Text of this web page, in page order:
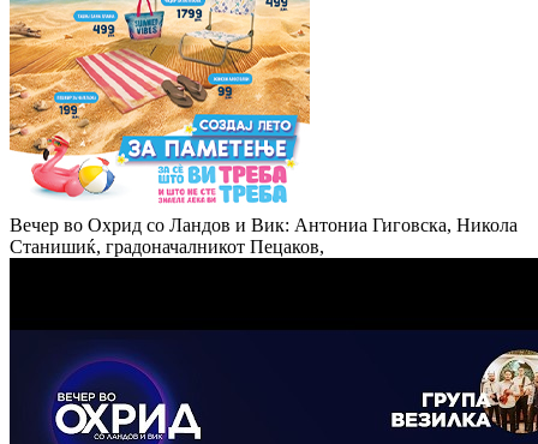
Вечер во Охрид со Ландов и Вик: Антониа Гиговска, Никола
Станишиќ, градоначалникот Пецаков,